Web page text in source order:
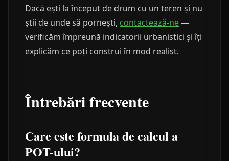
Dacă ești la început de drum cu un teren și nu
știi de unde să pornești, contactează-ne—
verificăm împreună indicatorii urbanistici și îți
explicăm ce poți construi în mod realist.
Întrebări frecvente
Care este formula de calcul a
POT-ului?